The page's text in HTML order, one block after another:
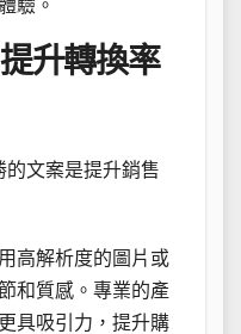
驗。
升轉換率
文案是提升銷售
高解析度的圖片或
和質感。專業的產
具吸引力，提升購